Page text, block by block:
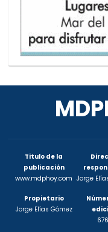
Titulo de la
publicación
www.mdphoy.com
Propietario
Jorge Elías Gómez
Jorge